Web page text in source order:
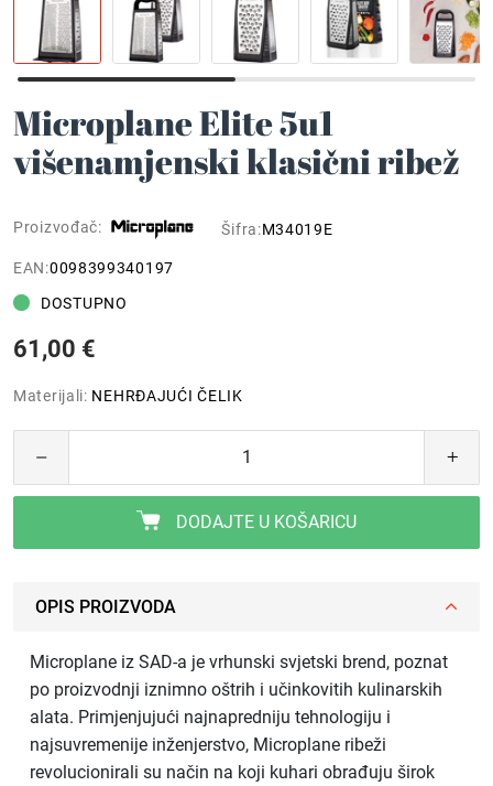
Microplane Elite 5u1
višenamjenski klasični ribež
Proizvođač: Šifra:M34019E
EAN:0098399340197
DOSTUPNO
61,00 €
Materijali: NEHRĐAJUĆI ČELIK
DODAJTE U KOŠARICU
OPIS PROIZVODA
Microplane iz SAD-a je vrhunski svjetski brend, poznat
po proizvodnji iznimno oštrih i učinkovitih kulinarskih
alata. Primjenjujući najnapredniju tehnologiju i
najsuvremenije inženjerstvo, Microplane ribeži
revolucionirali su način na koji kuhari obrađuju širok